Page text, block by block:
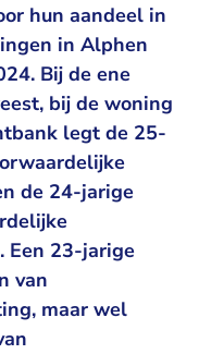
hun aandeel in
in Alphen
Bij de ene
bij de woning
legt de 25-
de 24-jarige
Een 23-jarige
van
maar wel